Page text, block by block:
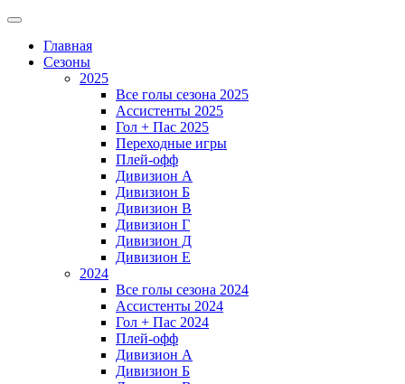
Главная
Сезоны
2025
Все голы сезона 2025
Ассистенты 2025
Гол + Пас 2025
Переходные игры
Плей-офф
Дивизион A
Дивизион Б
Дивизион В
Дивизион Г
Дивизион Д
Дивизион Е
2024
Все голы сезона 2024
Ассистенты 2024
Гол + Пас 2024
Плей-офф
Дивизион A
Дивизион Б